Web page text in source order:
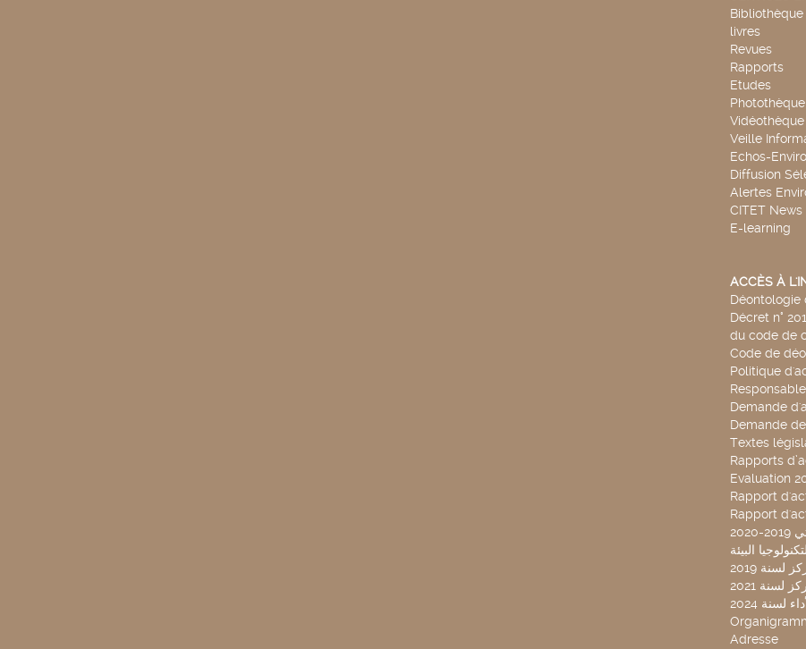
Bibliothèque
livres
Revues
Rapports
Etudes
Photothèque
Vidéothèque
Veille
Echos-
Diffusion
Alertes
CITET News
E-learning
ACCÈS À
Déontologie
Décret n°
du code de
Code de
Politique
Demande
Demande
Textes
Rapports
Evaluation
Rapport
Rapport
لسنة 2019
2021
لسنة 2024
Adresse